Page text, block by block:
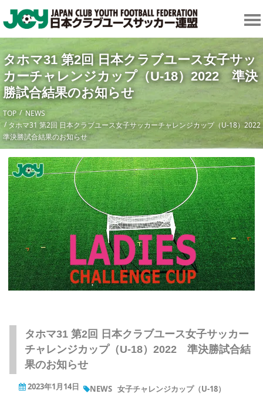
タホマ31 第2回 日本クラブユース女子サッ
カーチャレンジカップ（U-18）2022 準決
勝試合結果のお知らせ
TOP
NEWS
タホマ31 第2回 日本クラブユース女子サッカーチャレンジカップ（U-18）
準決勝試合結果のお知らせ
タホマ31 第2回 日本クラブユース女子サッカー
チャレンジカップ（U-18）2022 準決勝試合結
果のお知らせ
2023年1月14日 NEWS 女子チャレンジカップ（U-18）